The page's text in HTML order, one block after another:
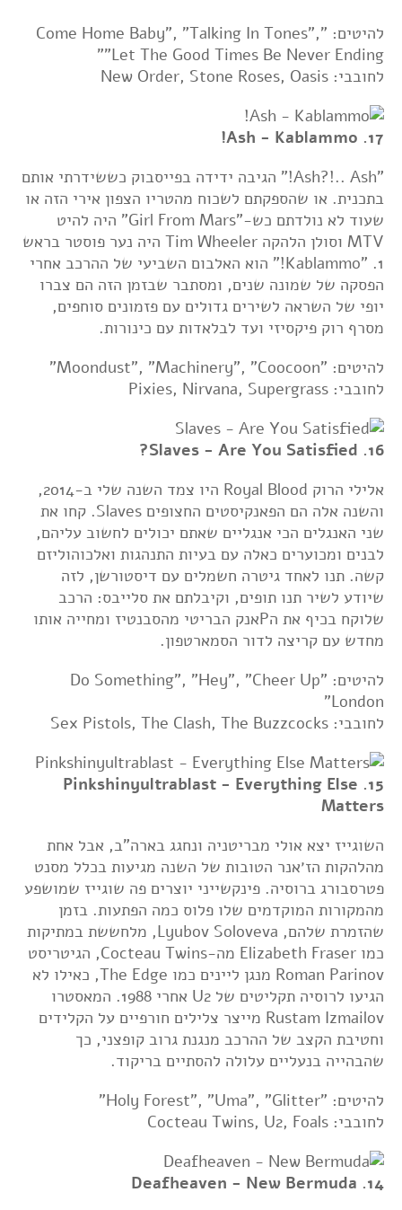
להיטים: "Come Home Baby", "Talking In Tones",
"Let The Good Times Be Never Ending"
לחובבי: New Order, Stone Roses, Oasis
17. Ash - Kablammo!
"Ash?!.. Ash!" הגיבה ידידה בפייסבוק כששידרתי אותם
בתכנית. או שהספקתם לשכוח מהטריו הצפון אירי הזה או
שעוד לא נולדתם כש-"Girl From Mars" היה להיט
MTV וסולן הלהקה Tim Wheeler היה נער פוסטר בראש
1. "Kablammo!" הוא האלבום השביעי של ההרכב אחרי
הפסקה של שמונה שנים, ומסתבר שבזמן הזה הם צברו
יופי של השראה לשירים גדולים עם פזמונים סוחפים,
מסרף רוק פיקסיזי ועד לבלאדות עם כינורות.
להיטים: "Moondust", "Machinery", "Coocoon"
לחובבי: Pixies, Nirvana, Supergrass
16. Slaves - Are You Satisfied?
אלילי הרוק Royal Blood היו צמד השנה שלי ב-2014,
והשנה אלה הם הפאנקיסטים החצופים Slaves. קחו את
שני האנגלים הכי אנגליים שאתם יכולים לחשוב עליהם,
לבנים ומכוערים כאלה עם בעיות התנהגות ואלכוהוליזם
קשה. תנו לאחד גיטרה חשמלים עם דיסטורשן, לזה
שיודע לשיר תנו תופים, וקיבלתם את סלייבס: הרכב
שלוקח בכיף את הPאנק הבריטי מהסבנטיז ומחייה אותו
מחדש עם קריצה לדור הסמארטפון.
להיטים: "Do Something", "Hey", "Cheer Up
London"
לחובבי: Sex Pistols, The Clash, The Buzzcocks
15. Pinkshinyultrablast - Everything Else
Matters
השוגייז יצא אולי מבריטניה ונחגג בארה"ב, אבל אחת
מהלהקות הז׳אנר הטובות של השנה מגיעות בכלל מסנט
פטרסבורג ברוסיה. פינקשייני יוצרים פה שוגייז שמושפע
מהמקורות המוקדמים שלו פלוס כמה הפתעות. בזמן
שהזמרת שלהם, Lyubov Soloveva, מלחששת במתיקות
כמו Elizabeth Fraser מה-Cocteau Twins, הגיטריסט
Roman Parinov מנגן ליינים כמו The Edge, כאילו לא
הגיעו לרוסיה תקליטים של U2 אחרי 1988. המאסטרו
Rustam Izmailov מייצר צלילים חורפיים על הקלידים
וחטיבת הקצב של ההרכב מנגנת גרוב קופצני, כך
שהבהייה בנעליים עלולה להסתיים בריקוד.
להיטים: "Holy Forest", "Uma", "Glitter"
לחובבי: Cocteau Twins, U2, Foals
14. Deafheaven - New Bermuda